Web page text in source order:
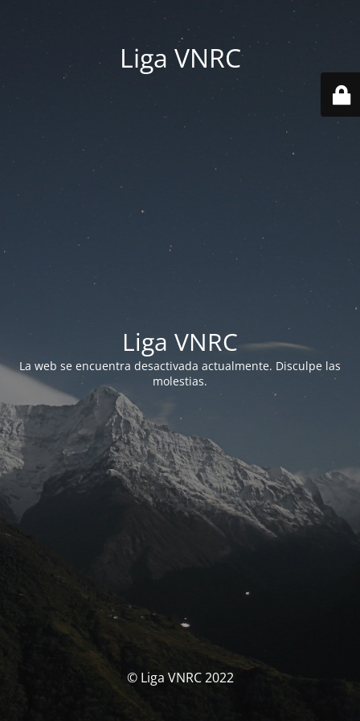
Liga VNRC
Liga VNRC
La web se encuentra desactivada actualmente. Disculpe las
molestias.
© Liga VNRC 2022